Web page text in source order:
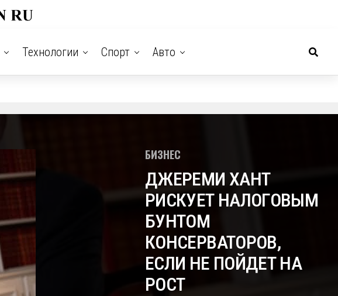
Технологии Спорт Авто
БИЗНЕС
ДЖЕРЕМИ ХАНТ
РИСКУЕТ НАЛОГОВЫМ
БУНТОМ
КОНСЕРВАТОРОВ,
ЕСЛИ НЕ ПОЙДЕТ НА
РОСТ